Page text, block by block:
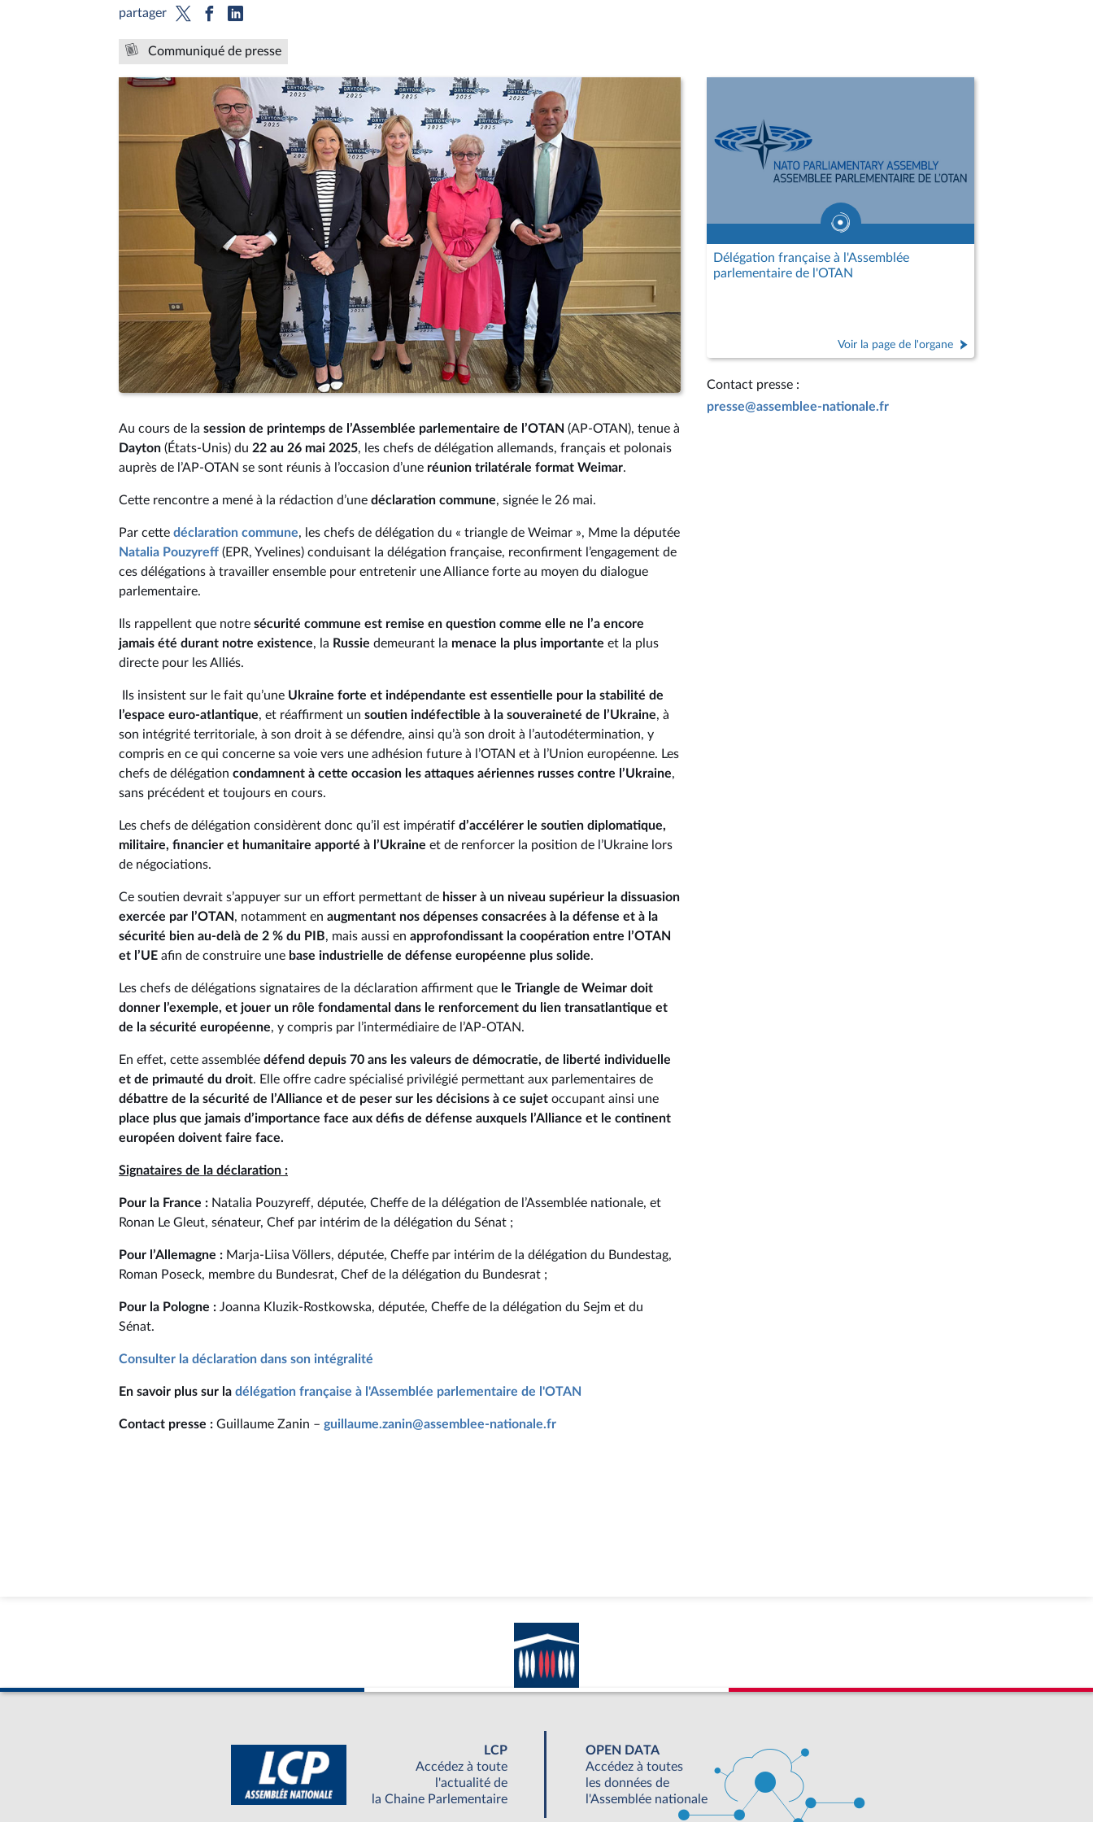
partager
Communiqué de presse
Au cours de la session de printemps de l’Assemblée parlementaire de l’OTAN (AP-OTAN), tenue à
Dayton (États-Unis) du 22 au 26 mai 2025, les chefs de délégation allemands, français et polonais
auprès de l’AP-OTAN se sont réunis à l’occasion d’une réunion trilatérale format Weimar.
Cette rencontre a mené à la rédaction d’une déclaration commune, signée le 26 mai.
Par cette déclaration commune, les chefs de délégation du « triangle de Weimar », Mme la députée
Natalia Pouzyreff (EPR, Yvelines) conduisant la délégation française, reconfirment l’engagement de
ces délégations à travailler ensemble pour entretenir une Alliance forte au moyen du dialogue
parlementaire.
Ils rappellent que notre sécurité commune est remise en question comme elle ne l’a encore
jamais été durant notre existence, la Russie demeurant la menace la plus importante et la plus
directe pour les Alliés.
Ils insistent sur le fait qu’une Ukraine forte et indépendante est essentielle pour la stabilité de
l’espace euro-atlantique, et réaffirment un soutien indéfectible à la souveraineté de l’Ukraine, à
son intégrité territoriale, à son droit à se défendre, ainsi qu’à son droit à l’autodétermination, y
compris en ce qui concerne sa voie vers une adhésion future à l’OTAN et à l’Union européenne. Les
chefs de délégation condamnent à cette occasion les attaques aériennes russes contre l’Ukraine,
sans précédent et toujours en cours.
Les chefs de délégation considèrent donc qu’il est impératif d’accélérer le soutien diplomatique,
militaire, financier et humanitaire apporté à l’Ukraine et de renforcer la position de l’Ukraine lors
de négociations.
Ce soutien devrait s’appuyer sur un effort permettant de hisser à un niveau supérieur la dissuasion
exercée par l’OTAN, notamment en augmentant nos dépenses consacrées à la défense et à la
sécurité bien au-delà de 2 % du PIB, mais aussi en approfondissant la coopération entre l’OTAN
et l’UE afin de construire une base industrielle de défense européenne plus solide.
Les chefs de délégations signataires de la déclaration affirment que le Triangle de Weimar doit
donner l’exemple, et jouer un rôle fondamental dans le renforcement du lien transatlantique et
de la sécurité européenne, y compris par l’intermédiaire de l’AP-OTAN.
En effet, cette assemblée défend depuis 70 ans les valeurs de démocratie, de liberté individuelle
et de primauté du droit. Elle offre cadre spécialisé privilégié permettant aux parlementaires de
débattre de la sécurité de l’Alliance et de peser sur les décisions à ce sujet occupant ainsi une
place plus que jamais d’importance face aux défis de défense auxquels l’Alliance et le continent
européen doivent faire face.
Signataires de la déclaration :
Pour la France : Natalia Pouzyreff, députée, Cheffe de la délégation de l’Assemblée nationale, et
Ronan Le Gleut, sénateur, Chef par intérim de la délégation du Sénat ;
Pour l’Allemagne : Marja-Liisa Völlers, députée, Cheffe par intérim de la délégation du Bundestag,
Roman Poseck, membre du Bundesrat, Chef de la délégation du Bundesrat ;
Pour la Pologne : Joanna Kluzik-Rostkowska, députée, Cheffe de la délégation du Sejm et du
Sénat.
Consulter la déclaration dans son intégralité
En savoir plus sur la délégation française à l'Assemblée parlementaire de l'OTAN
Contact presse : Guillaume Zanin – guillaume.zanin@assemblee-nationale.fr
Délégation française à l'Assemblée
parlementaire de l'OTAN
Voir la page de l'organe
Contact presse :
presse@assemblee-nationale.fr
LCP
Accédez à toute
l'actualité de
la Chaine Parlementaire
OPEN DATA
Accédez à toutes
les données de
l'Assemblée nationale